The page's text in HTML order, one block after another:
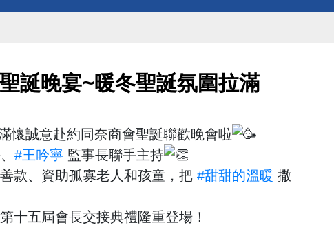
誕晚宴~暖冬聖誕氛圍拉滿
懷誠意赴約同奈商會聖誕聯歡晚會啦
#王吟寧 監事長聯手主持
款、資助孤寡老人和孩童，把 #甜甜的溫暖 撒
十五屆會長交接典禮隆重登場！